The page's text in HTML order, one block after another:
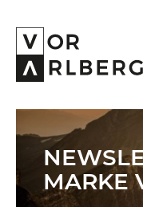
AKTUELL
VORARLBERG
MARKE